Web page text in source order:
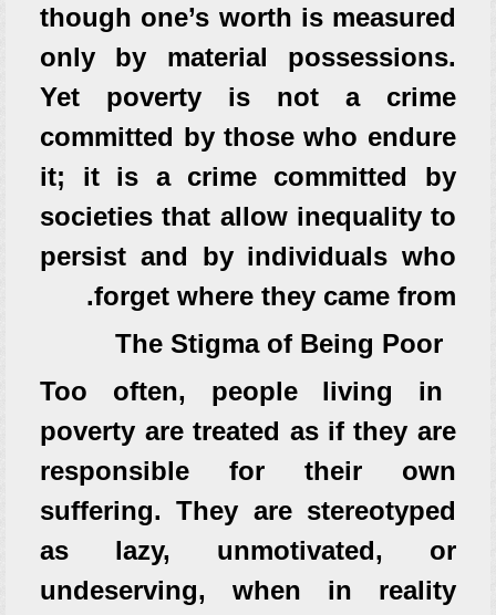
though one’s worth is measured
only by material possessions.
Yet poverty is not a crime
committed by those who endure
it; it is a crime committed by
societies that allow inequality to
persist and by individuals who
forget where they came from.
The Stigma of Being Poor
Too often, people living in
poverty are treated as if they are
responsible for their own
suffering. They are stereotyped
as lazy, unmotivated, or
undeserving, when in reality